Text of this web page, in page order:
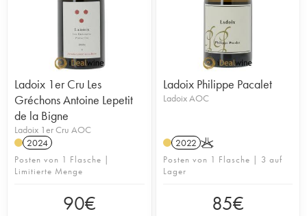
Ladoix 1er Cru Les
Gréchons Antoine Lepetit
de la Bigne
Ladoix 1er Cru AOC
2024
Posten von 1 Flasche |
Limitierte Menge
90€
Ladoix Philippe Pacalet
Ladoix AOC
2022 K
Posten von 1 Flasche | 3 auf
Lager
85€